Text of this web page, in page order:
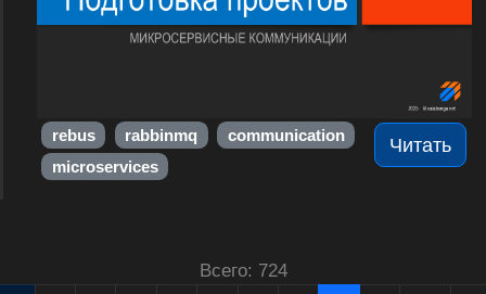
Читать
rebus rabbinmq
communication
microservices
Всего: 724